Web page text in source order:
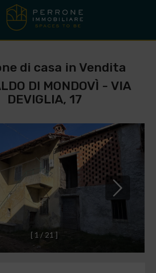
di casa in Vendita
DI MONDOVÌ - VIA
DEVIGLIA, 17
[ 1 / 21 ]